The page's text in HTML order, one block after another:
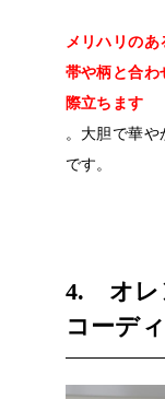
メリハリの
帯や柄と合わ
際立ちます
。大胆で華
です。
4. オレ
コーデ